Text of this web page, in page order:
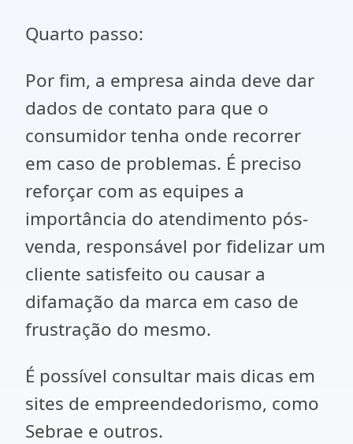
Quarto passo:
Por fim, a empresa ainda deve dar
dados de contato para que o
consumidor tenha onde recorrer
em caso de problemas. É preciso
reforçar com as equipes a
importância do atendimento pós-
venda, responsável por fidelizar um
cliente satisfeito ou causar a
difamação da marca em caso de
frustração do mesmo.
É possível consultar mais dicas em
sites de empreendedorismo, como
Sebrae e outros.